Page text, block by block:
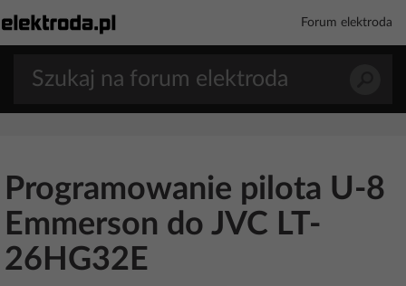
Forum elektroda
Programowanie pilota U-8
Emmerson do JVC LT-
26HG32E